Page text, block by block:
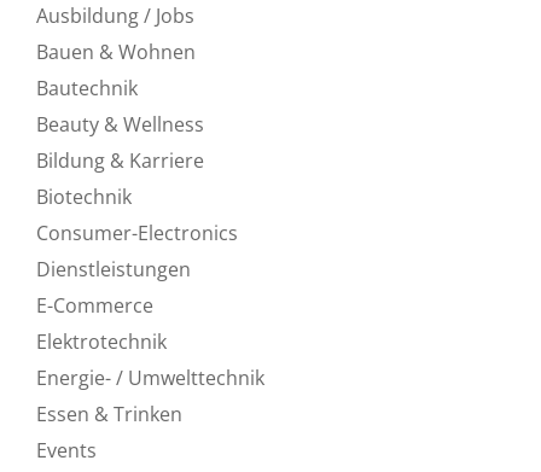
Ausbildung / Jobs
Bauen & Wohnen
Bautechnik
Beauty & Wellness
Bildung & Karriere
Biotechnik
Consumer-Electronics
Dienstleistungen
E-Commerce
Elektrotechnik
Energie- / Umwelttechnik
Essen & Trinken
Events